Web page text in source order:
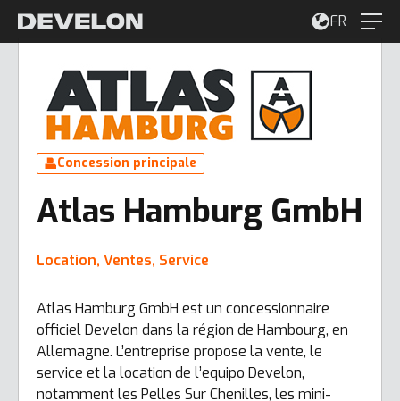
FR
Concession principale
Atlas Hamburg GmbH
Location, Ventes, Service
Atlas Hamburg GmbH est un concessionnaire
officiel Develon dans la région de Hambourg, en
Allemagne. L’entreprise propose la vente, le
service et la location de l’equipo Develon,
notamment les Pelles Sur Chenilles, les mini-